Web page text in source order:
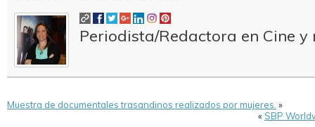
Periodista/Redactora en Cine y
Muestra de documentales trasandinos realizados por mujeres. »
«SBP